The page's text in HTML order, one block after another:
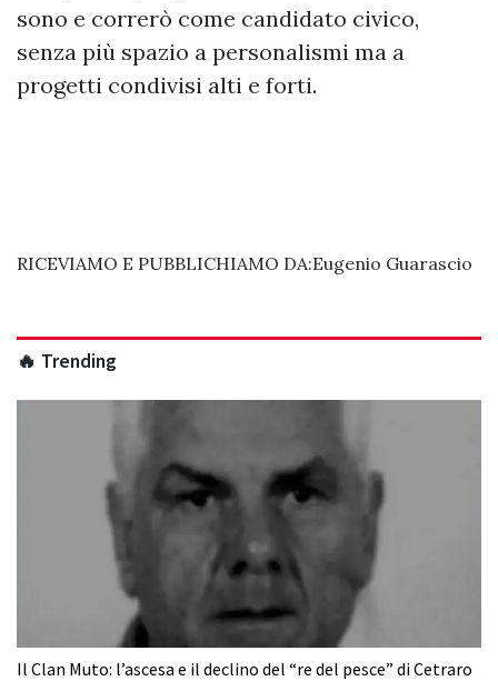
sono e correrò come candidato civico,
senza più spazio a personalismi ma a
progetti condivisi alti e forti.
RICEVIAMO E PUBBLICHIAMO DA:Eugenio Guarascio
🔥 Trending
Il Clan Muto: l’ascesa e il declino del “re del pesce” di Cetraro